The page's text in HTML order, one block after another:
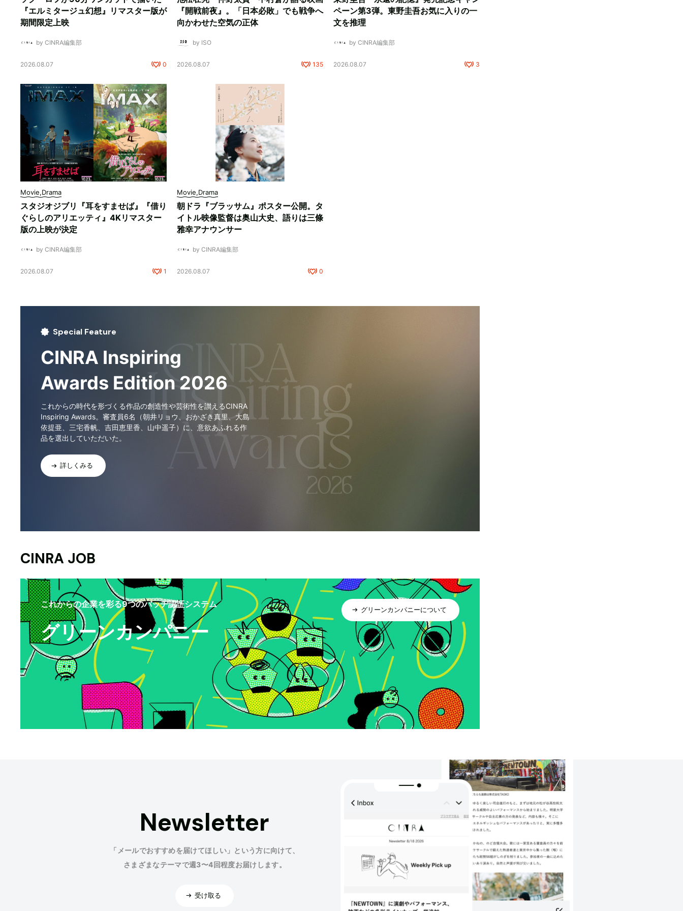
『エルミタージュ幻想』リマスター版が
期間限定上映
by CINRA編集部
2026.08.07 0
『開戦前夜』。「日本必敗」でも戦争へ
向かわせた空気の正体
by ISO
2026.08.07 135
ペーン第3弾。東野圭吾お気に入りの一
文を推理
by CINRA編集部
2026.08.07 3
Movie,Drama
スタジオジブリ『耳をすませば』『借り
ぐらしのアリエッティ』4Kリマスター
版の上映が決定
by CINRA編集部
2026.08.07 1
Movie,Drama
朝ドラ『ブラッサム』ポスター公開。タ
イトル映像監督は奥山大史、語りは三條
雅幸アナウンサー
by CINRA編集部
2026.08.07 0
Special Feature
CINRA Inspiring
Awards Edition 2026
これからの時代を形づくる作品の創造性や芸術性を讃えるCINRA
Inspiring Awards。審査員6名（朝井リョウ、おかざき真里、大島
依提亜、三宅香帆、吉田恵里香、山中遥子）に、意欲あふれる作
品を選出していただいた。
詳しくみる
CINRA JOB
これからの企業を彩る9つのバッヂ認証システム
グリーンカンパニー
グリーンカンパニーについて
Newsletter
「メールでおすすめを届けてほしい」という方に向けて、
さまざまなテーマで週3〜4回程度お届けします。
受け取る